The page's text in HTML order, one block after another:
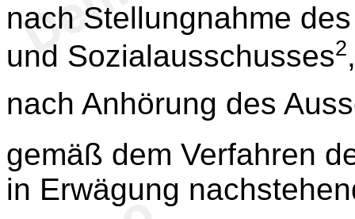
nach Stellungnahme
und Sozialausschusses2,
nach Anhörung des
gemäß dem Verfahren
in Erwägung